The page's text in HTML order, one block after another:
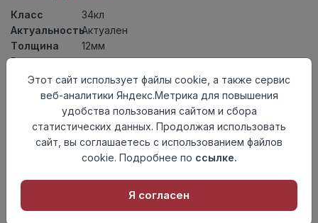
Класс
34кл
АктуальностьАктуален
Толщина
12мм
Размер
доски
Теплый пол
до +27 градусов
Без фаски
Замок
Click
Страна
происхождения
Китай
Осталось55 упак
Этот сайт использует файлы cookie, а также сервис
веб-аналитики Яндекс.Метрика для повышения
удобства пользования сайтом и сбора
статистических данных. Продолжая использовать
сайт, вы соглашаетесь с использованием файлов
cookie. Подробнее по ссылке.
Я согласен